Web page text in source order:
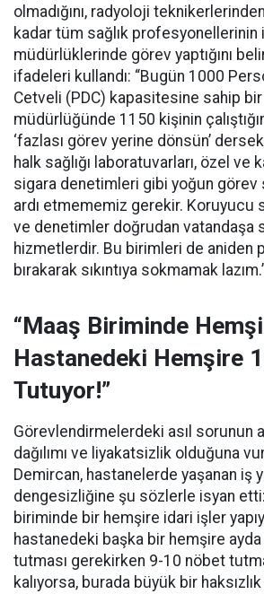
olmadığını, radyoloji
kadar tüm sağlık profesyonellerinin
müdürlüklerinde görev yaptığını
ifadeleri kullandı: “Bugün 1000
Cetveli (PDC) kapasitesine sahip bir
müdürlüğünde 1150 kişinin
‘fazlası görev yerine dönsün’
halk sağlığı laboratuvarları, özel ve
sigara denetimleri gibi yoğun görev
ardı etmememiz gerekir. Koruyucu
ve denetimler doğrudan vatandaşa
hizmetlerdir. Bu birimleri de aniden
bırakarak sıkıntıya sokmamak
“Maaş Biriminde
Hastanedeki Hemşire
Tutuyor!”
Görevlendirmelerdeki asıl sorunun
dağılımı ve liyakatsizlik olduğuna
Demircan, hastanelerde yaşanan iş
dengesizliğine şu sözlerle isyan etti:
biriminde bir hemşire idari işler
hastanedeki başka bir hemşire
tutması gerekirken 9-10 nöbet
kalıyorsa, burada büyük bir